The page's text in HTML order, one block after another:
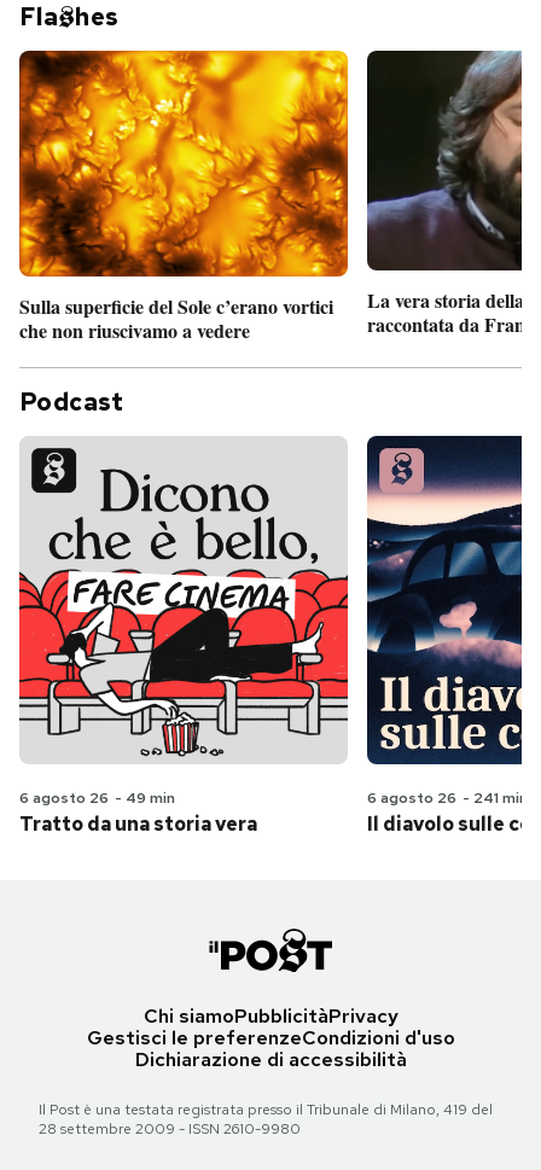
Fla hes
Sulla superficie del Sole c’erano vortici
che non riuscivamo a vedere
La vera storia della
raccontata da
Podcast
6 agosto 26 - 49 min
Tratto da una storia vera
6 agosto 26 - 241 min
Il diavolo sulle
Chi siamoPubblicitàPrivacy
Gestisci le preferenzeCondizioni d'uso
Dichiarazione di accessibilità
Il Post è una testata registrata presso il Tribunale di Milano, 419 del
28 settembre 2009 - ISSN 2610-9980